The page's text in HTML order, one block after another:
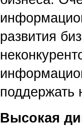
развития
поддержать
Высокая